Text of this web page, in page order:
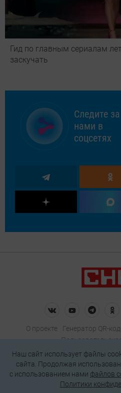
Гид по главным сериалам
заскучать
Следите за
нами в
соцсетях
О проекте Генератор QR-
Политика
Подписаться
Наш сайт использует файлы
сайта. Продолжая
c использованием нами файлов
Политики